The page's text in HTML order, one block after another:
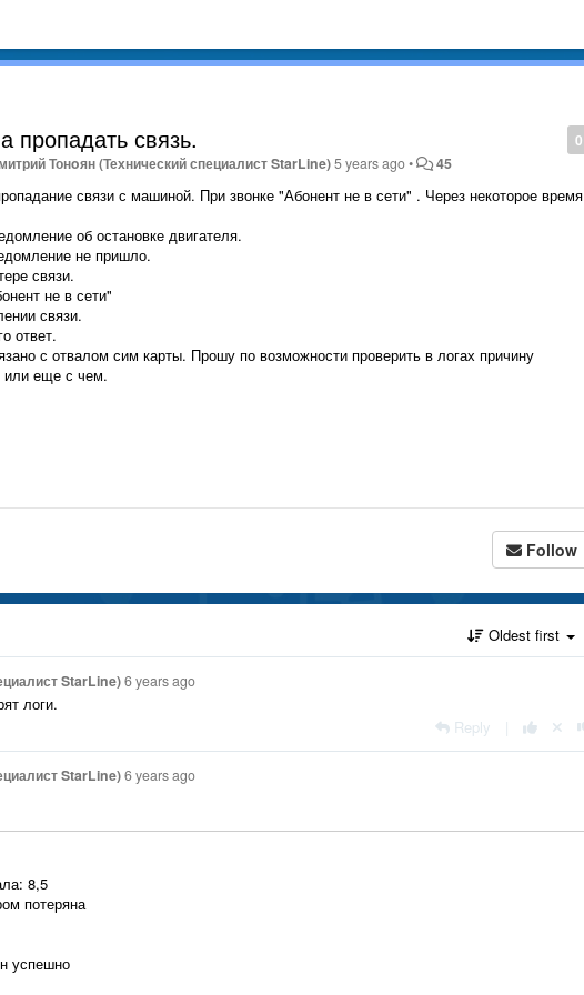
0
пропадать связь.
Тонoян (Технический специалист StarLine)5 years ago• 45
связи с машиной. При звонке "Абонент не в сети" . Через некоторое время
об остановке двигателя.
не пришло.
связи.
не в сети"
связи.
ответ.
с отвалом сим карты. Прошу по возможности проверить в логах причину
или еще с чем.
Follow
Oldest first
StarLine)6 years ago
логи.
Reply
StarLine)6 years ago
8,5
потеряна
успешно